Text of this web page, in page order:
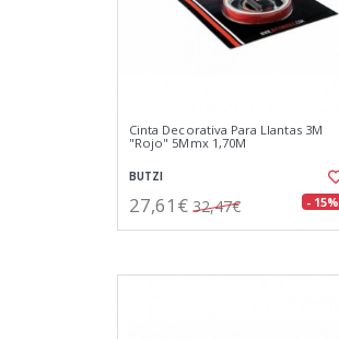
Cinta Decorativa Para Llantas 3M
"Rojo" 5Mmx 1,70M
BUTZI
27,61€ 32,47€ - 15%